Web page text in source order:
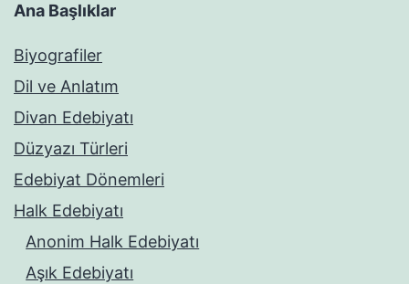
Ana Başlıklar
Biyografiler
Dil ve Anlatım
Divan Edebiyatı
Düzyazı Türleri
Edebiyat Dönemleri
Halk Edebiyatı
Anonim Halk Edebiyatı
Aşık Edebiyatı